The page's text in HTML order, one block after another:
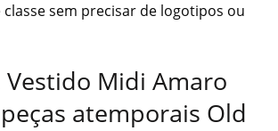
sem precisar de logotipos ou
Vestido Midi Amaro
atemporais Old